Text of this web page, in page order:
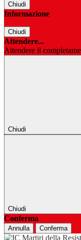
Chiudi
Informazione
Chiudi
Attendere...
Attendere il
Chiudi
Chiudi
Conferma
Annulla Conferma